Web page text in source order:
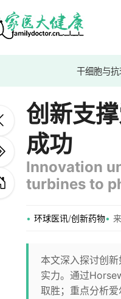
干细胞与
创新支
成功
Innovation
turbines to
环球医讯/创新药物
本文深入探讨创
实力。通过
取胜；重点分析